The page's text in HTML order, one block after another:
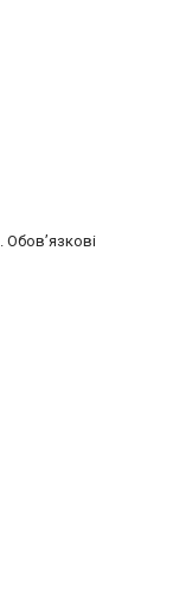
Обов’язкові